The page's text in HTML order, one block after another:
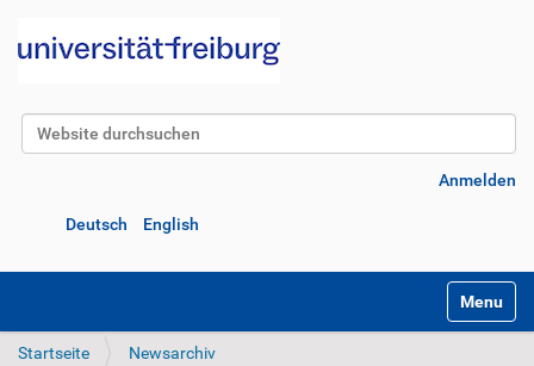
Website durchsuchen
Anmelden
Deutsch English
Startseite
Newsarchiv